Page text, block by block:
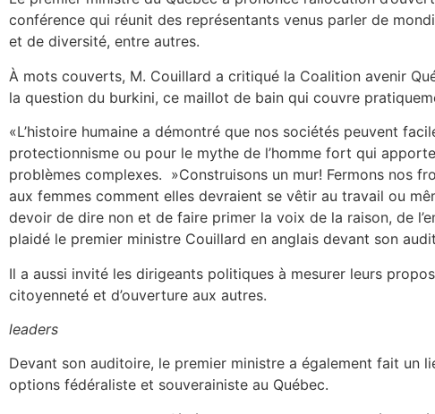
conférence qui réunit des représentants venus parler de
et de diversité, entre autres.
À mots couverts, M. Couillard a critiqué la Coalition avenir
la question du burkini, ce maillot de bain qui couvre
«L’histoire humaine a démontré que nos sociétés peuvent
protectionnisme ou pour le mythe de l’homme fort qui
problèmes complexes. »Construisons un mur! Fermons nos
aux femmes comment elles devraient se vêtir au travail ou
devoir de dire non et de faire primer la voix de la raison, de
plaidé le premier ministre Couillard en anglais devant son
Il a aussi invité les dirigeants politiques à mesurer leurs
citoyenneté et d’ouverture aux autres.
leaders
Devant son auditoire, le premier ministre a également fait un
options fédéraliste et souverainiste au Québec.